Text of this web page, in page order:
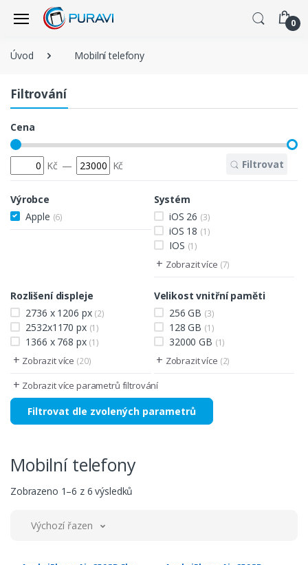
0
Úvod Mobilní telefony
Filtrování
Cena
Kč — Kč Filtrovat
Výrobce
Apple (6)
Systém
iOS 26 (3)
iOS 18 (1)
IOS (1)
+ Zobrazit více (7)
Rozlišení displeje
2736 x 1206 px (2)
2532x1170 px (1)
1366 x 768 px (1)
+ Zobrazit více (20)
Velikost vnitřní paměti
256 GB (3)
128 GB (1)
32000 GB (1)
+ Zobrazit více (2)
+ Zobrazit více parametrů filtrování
Filtrovat dle zvolených parametrů
Mobilní telefony
Zobrazeno 1–6 z 6 výsledků
Výchozí řazení